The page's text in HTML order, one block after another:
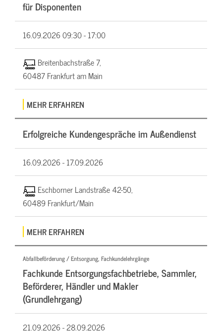
für Disponenten
16.09.202609:30 - 17:00
Breitenbachstraße 7,
60487 Frankfurt am Main
MEHR ERFAHREN
Erfolgreiche Kundengespräche im Außendienst
16.09.2026 -17.09.2026
Eschborner Landstraße 42-50,
60489 Frankfurt/Main
MEHR ERFAHREN
Abfallbeförderung / Entsorgung, Fachkundelehrgänge
Fachkunde Entsorgungsfachbetriebe, Sammler,
Beförderer, Händler und Makler
(Grundlehrgang)
21.09.2026 -28.09.2026